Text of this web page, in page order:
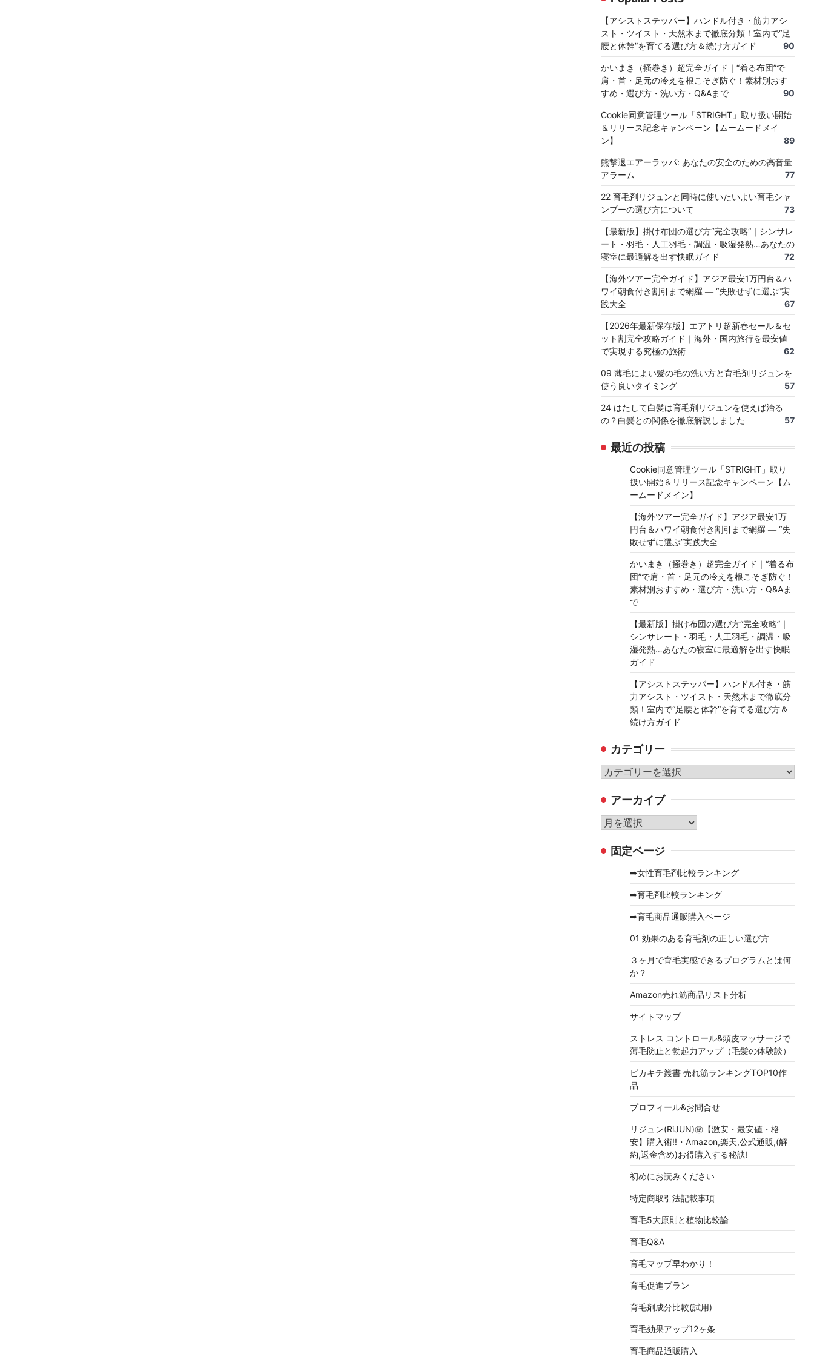
【アシストステッパー】ハンドル付き・筋力アシ
スト・ツイスト・天然木まで徹底分類！室内で“足
腰と体幹”を育てる選び方＆続け方ガイド
90
かいまき（掻巻き）超完全ガイド｜“着る布団”で
肩・首・足元の冷えを根こそぎ防ぐ！素材別おす
すめ・選び方・洗い方・Q&Aまで
90
Cookie同意管理ツール「STRIGHT」取り扱い開始
＆リリース記念キャンペーン【ムームードメイ
ン】
89
熊撃退エアーラッパ: あなたの安全のための高音量
アラーム
77
22 育毛剤リジュンと同時に使いたいよい育毛シャ
ンプーの選び方について
73
【最新版】掛け布団の選び方“完全攻略”｜シンサレ
ート・羽毛・人工羽毛・調温・吸湿発熱…あなたの
寝室に最適解を出す快眠ガイド
72
【海外ツアー完全ガイド】アジア最安1万円台＆ハ
ワイ朝食付き割引まで網羅 ― “失敗せずに選ぶ”実
践大全
67
【2026年最新保存版】エアトリ超新春セール＆セ
ット割完全攻略ガイド｜海外・国内旅行を最安値
で実現する究極の旅術
62
09 薄毛によい髪の毛の洗い方と育毛剤リジュンを
使う良いタイミング
57
24 はたして白髪は育毛剤リジュンを使えば治る
の？白髪との関係を徹底解説しました
57
最近の投稿
Cookie同意管理ツール「STRIGHT」取り
扱い開始＆リリース記念キャンペーン【ム
ームードメイン】
【海外ツアー完全ガイド】アジア最安1万
円台＆ハワイ朝食付き割引まで網羅 ― “失
敗せずに選ぶ”実践大全
かいまき（掻巻き）超完全ガイド｜“着る布
団”で肩・首・足元の冷えを根こそぎ防ぐ！
素材別おすすめ・選び方・洗い方・Q&Aま
で
【最新版】掛け布団の選び方“完全攻略”｜
シンサレート・羽毛・人工羽毛・調温・吸
湿発熱…あなたの寝室に最適解を出す快眠
ガイド
【アシストステッパー】ハンドル付き・筋
力アシスト・ツイスト・天然木まで徹底分
類！室内で“足腰と体幹”を育てる選び方＆
続け方ガイド
カテゴリー
カ
ゴ
リ
ー
アーカイブ
ア
カ 固定ページ
➡女性育毛剤比較ランキング
➡育毛剤比較ランキング
➡育毛商品通販購入ページ
01 効果のある育毛剤の正しい選び方
３ヶ月で育毛実感できるプログラムとは何
か？
Amazon売れ筋商品リスト分析
サイトマップ
ストレス コントロール&頭皮マッサージで
薄毛防止と勃起力アップ（毛髪の体験談）
ピカキチ叢書 売れ筋ランキングTOP10作
品
プロフィール&お問合せ
リジュン(RiJUN)㊙【激安・最安値・格
安】購入術!!・Amazon,楽天,公式通販,(解
約,返金含め)お得購入する秘訣!
初めにお読みください
特定商取引法記載事項
育毛5大原則と植物比較論
育毛Q&A
育毛マップ早わかり！
育毛促進プラン
育毛剤成分比較(試用)
育毛効果アップ12ヶ条
育毛商品通販購入